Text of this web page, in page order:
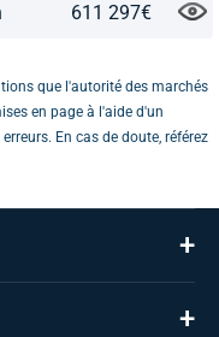
611 297€
que l'autorité des marchés
en page à l'aide d'un
En cas de doute, référez
+
+